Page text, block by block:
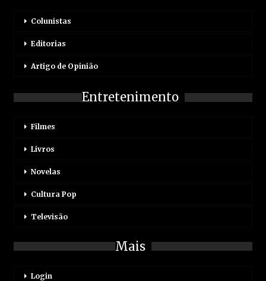
Colunistas
Editorias
Artigo de Opinião
Entretenimento
Filmes
Livros
Novelas
Cultura Pop
Televisão
Mais
Login